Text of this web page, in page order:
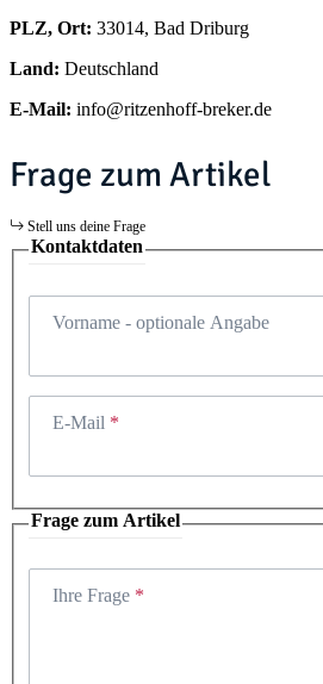
PLZ, Ort: 33014, Bad Driburg
Land: Deutschland
E-Mail: info@ritzenhoff-breker.de
Frage zum Artikel
Stell uns deine Frage
Kontaktdaten
Vorname - optionale Angabe
E-Mail
Frage zum Artikel
Ihre Frage